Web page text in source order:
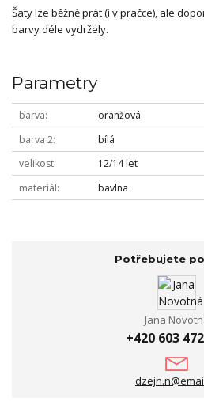
Šaty lze běžně prát (i v pračce), ale
barvy déle vydržely.
Parametry
barva
oranžová
barva 2
bílá
velikost
12/14 let
materiál
bavlna
Potřebujete
Jana
+420 603